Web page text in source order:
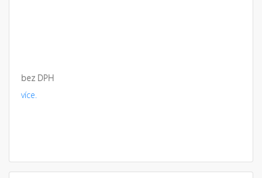
bez DPH
více.